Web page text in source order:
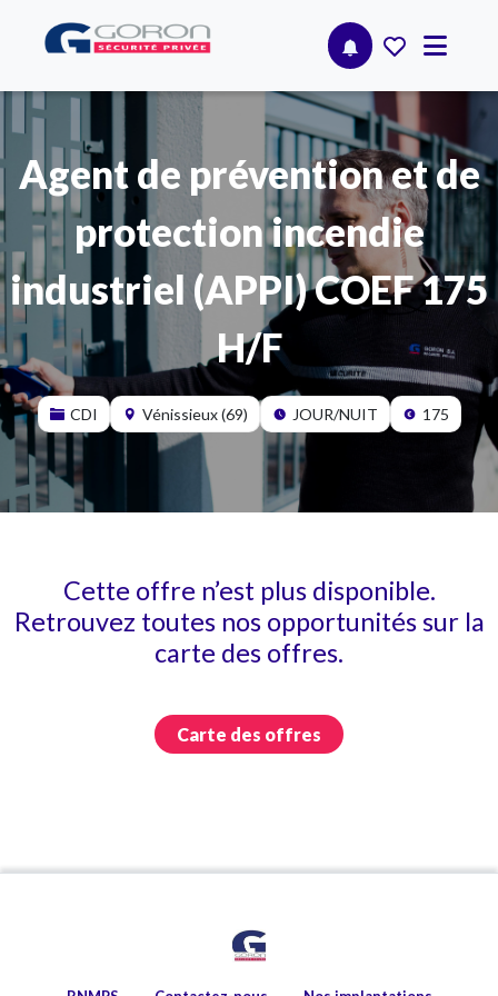
Agent de prévention et de
protection incendie
industriel (APPI) COEF 175
H/F
CDI Vénissieux (69) JOUR/NUIT 175
Cette offre n’est plus disponible.
Retrouvez toutes nos opportunités sur la
carte des offres.
Carte des offres